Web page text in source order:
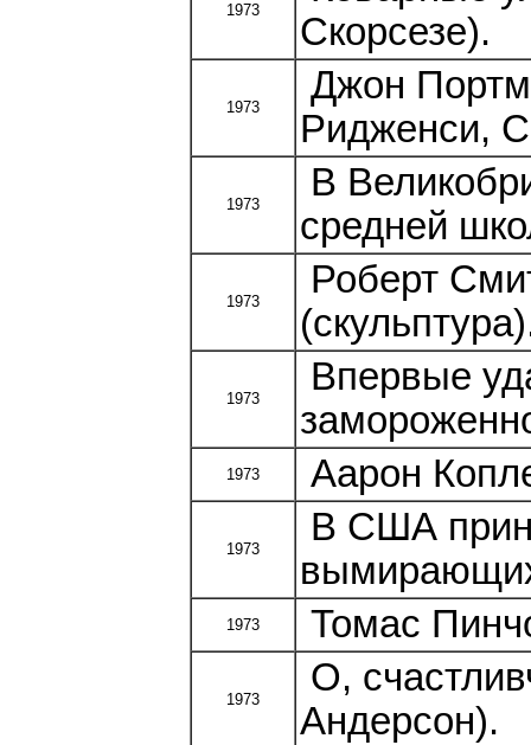
1973
Скорсезе).
1973
Джон
Ридженси,
1973
В
средней
1973
Роберт
1973
Впервые
1973 Аарон
1973
В США
1973 Томас
1973
О,
Андерсон).